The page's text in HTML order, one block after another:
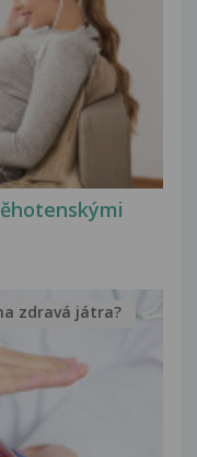
zdravá játra?